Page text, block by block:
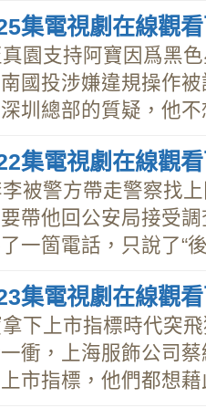
集電視劇在線觀
園支持阿寶因爲黑
國投涉嫌違規操作
圳總部的質疑，他不
集電視劇在線觀
被警方帶走警察找
帶他回公安局接受
一箇電話，只說了“
集電視劇在線觀
下上市指標時代突
衝，上海服飾公司
市指標，他們都想